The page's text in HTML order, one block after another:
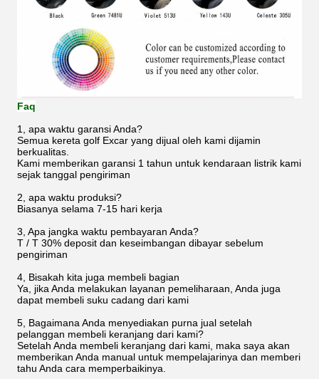
Faq
1, apa waktu garansi Anda?
Semua kereta golf Excar yang dijual oleh kami dijamin
berkualitas.
Kami memberikan garansi 1 tahun untuk kendaraan listrik kami
sejak tanggal pengiriman
2, apa waktu produksi?
Biasanya selama 7-15 hari kerja
3, Apa jangka waktu pembayaran Anda?
T / T 30% deposit dan keseimbangan dibayar sebelum
pengiriman
4, Bisakah kita juga membeli bagian
Ya, jika Anda melakukan layanan pemeliharaan, Anda juga
dapat membeli suku cadang dari kami
5, Bagaimana Anda menyediakan purna jual setelah
pelanggan membeli keranjang dari kami?
Setelah Anda membeli keranjang dari kami, maka saya akan
memberikan Anda manual untuk mempelajarinya dan memberi
tahu Anda cara memperbaikinya.